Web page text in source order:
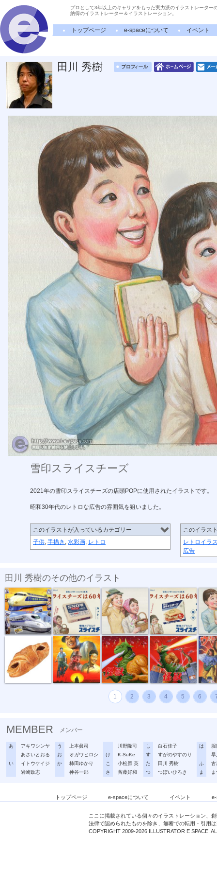
プロとして3年以上のキャリアをもった実力派のイラストレーター
納得のイラストレーター＆イラストレーション。
トップページ e-spaceについて イベント
田川 秀樹
雪印スライスチーズ
2021年の雪印スライスチーズの店頭POPに使用されたイラストです。
昭和30年代のレトロな広告の雰囲気を狙いました。
このイラストが入っているカテゴリー
子供, 手描き , 水彩画, レトロ
このイラス
レトロイラ
広告
田川 秀樹のその他のイラスト
時刻表2024年... 雪印スライス... 雪印スライス...
リアル パン... リアルイラス... 肉チョモラン... 肉チョモラン... ウル
1 2 3 4 5 6
MEMBER メンバー
あ
アキワシンヤ
あさいとおる
い
イトウケイジ
岩崎政志
う
上本眞司
お
オガワヒロシ
か
柿田ゆかり
神谷一郎
川野隆司
け
K-SuKe
こ
小松原 英
さ
斉藤好和
し
白石佳子
す
すがのやすのり
た
田川 秀樹
つ
つぼいひろき
は
早
ふ
古
ま
トップページ e-spaceについて イベント
ここに掲載されている個々のイラストレーション、
法律で認められたものを除き、無断での転用・引用
COPYRIGHT 2009-2026 ILLUSTRATOR E SPACE.